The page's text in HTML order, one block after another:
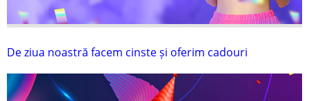
De ziua noastră facem cinste și oferim cadouri